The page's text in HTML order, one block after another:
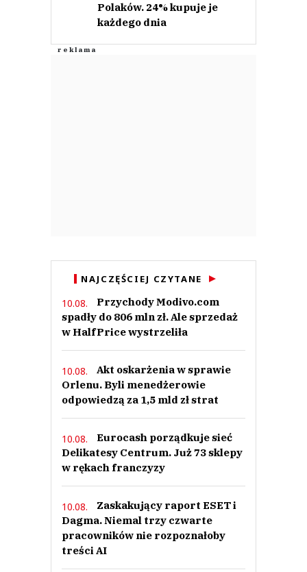
Polaków. 24% kupuje je
każdego dnia
NAJCZĘŚCIEJ CZYTANE
10.08.
Przychody Modivo.com
spadły do 806 mln zł. Ale sprzedaż
w HalfPrice wystrzeliła
10.08.
Akt oskarżenia w sprawie
Orlenu. Byli menedżerowie
odpowiedzą za 1,5 mld zł strat
10.08.
Eurocash porządkuje sieć
Delikatesy Centrum. Już 73 sklepy
w rękach franczyzy
10.08.
Zaskakujący raport ESET i
Dagma. Niemal trzy czwarte
pracowników nie rozpoznałoby
treści AI